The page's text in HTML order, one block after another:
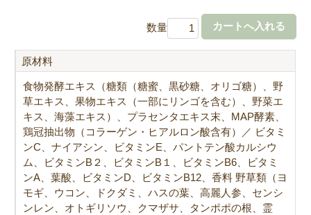
数量
原材料
食物発酵エキス（糖類（糖蜜、黒砂糖、オリゴ糖）、野
草エキス、果物エキス（一部にリンゴを含む）、野菜エ
キス、海藻エキス）、プラセンタエキス末、MAP酵素、
鶏冠抽出物（コラーゲン・ヒアルロン酸含有）／ ビタミ
ンC、ナイアシン、ビタミンE、パントテン酸カルシウ
ム、ビタミンB２、ビタミンB１、ビタミンB6、ビタミ
ンA、葉酸、ビタミンD、ビタミンB12、香料 野草類（ヨ
モギ、ウコン、ドクダミ、ハスの葉、高麗人参、センシ
ンレン、オトギリソウ、クマザサ、タンポポの根、霊